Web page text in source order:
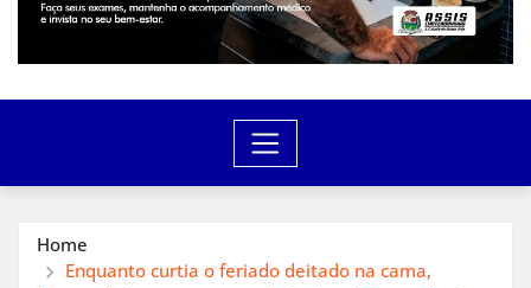
Home
Enquanto curtia o feriado deitado na cama,